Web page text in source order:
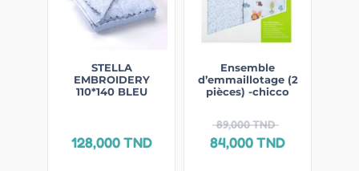
STELLA
EMBROIDERY
110*140 BLEU
128,000TND
Ensemble
d’emmaillotage (2
pièces) -chicco
89,000TND
84,000TND